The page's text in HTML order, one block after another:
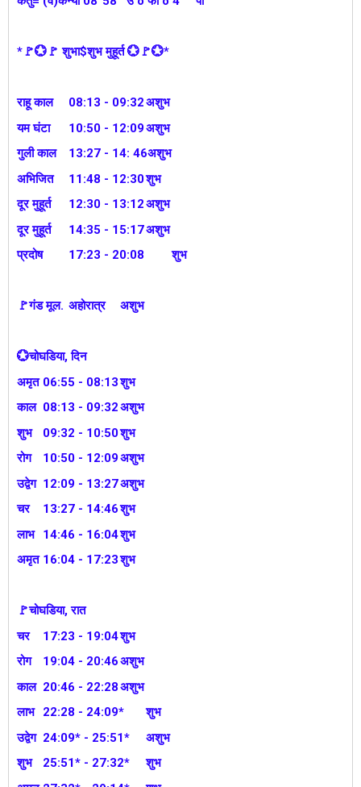
*🚩💮🚩 शुभा$शुभ मुहूर्त 💮🚩💮*
राहू काल 08:13 - 09:32अशुभ
यम घंटा
10:50 - 12:09अशुभ
गुली काल
13:27 - 14: 46अशुभ
अभिजित
11:48 - 12:30शुभ
दूर मुहूर्त
12:30 - 13:12अशुभ
दूर मुहूर्त
14:35 - 15:17अशुभ
प्रदोष
17:23 - 20:08 शुभ
🚩गंड मूल. अहोरात्र अशुभ
💮चोघडिया, दिन
अमृत 06:55 - 08:13शुभ
काल 08:13 - 09:32अशुभ
शुभ
09:32 - 10:50शुभ
रोग
10:50 - 12:09अशुभ
उद्वेग 12:09 - 13:27अशुभ
चर
13:27 - 14:46शुभ
लाभ
14:46 - 16:04शुभ
अमृत 16:04 - 17:23शुभ
🚩चोघडिया, रात
चर
17:23 - 19:04शुभ
रोग
19:04 - 20:46अशुभ
काल 20:46 - 22:28अशुभ
लाभ
22:28 - 24:09*
शुभ
उद्वेग 24:09* - 25:51*
अशुभ
शुभ
25:51* - 27:32*
शुभ